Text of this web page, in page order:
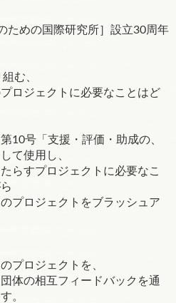
ための国際研究所］設立30周年
む、
ロジェクトに必要なことはど
10号「支援・評価・助成の、
て使用し、
らすプロジェクトに必要なこ
プロジェクトをブラッシュア
プロジェクトを、
体の相互フィードバックを通
。